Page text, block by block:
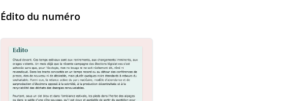
EnquêteRemettre les pieds dans le plâtre
ReportageBiosourcée et bioclimatique, s’inspirer de la Kaz créole
Cahier pratique
Cahier pratiqueUne serre walipini en réemploi
Nos lecturesOn a volé la Voie lactée !
Édito du numéro